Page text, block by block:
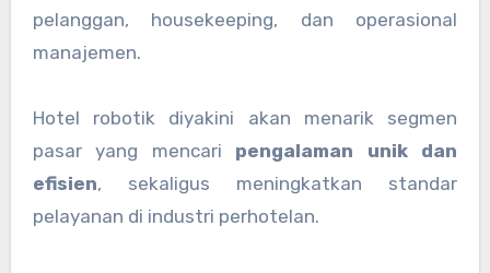
pelanggan, housekeeping, dan operasional
manajemen.
Hotel robotik diyakini akan menarik segmen
pasar yang mencari pengalaman unik dan
efisien, sekaligus meningkatkan standar
pelayanan di industri perhotelan.